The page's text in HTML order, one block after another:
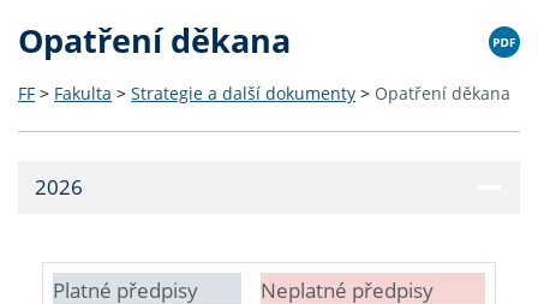
Opatření děkana
FF > Fakulta > Strategie a další dokumenty > Opatření děkana
2026
Platné předpisy Neplatné předpisy